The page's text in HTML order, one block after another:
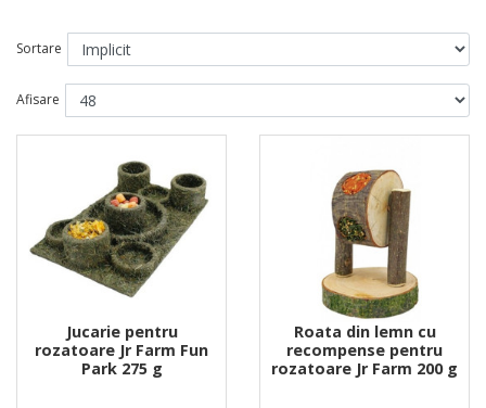
Sortare
Afisare
Jucarie pentru
rozatoare Jr Farm Fun
Park 275 g
Roata din lemn cu
recompense pentru
rozatoare Jr Farm 200 g